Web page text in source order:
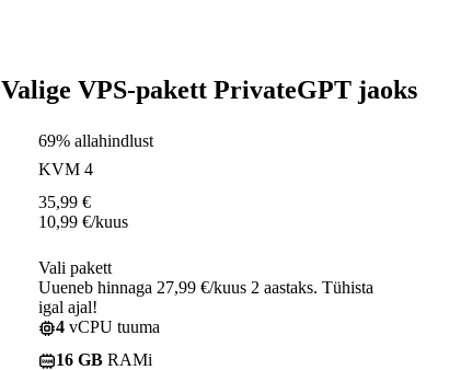
Valige VPS-pakett PrivateGPT jaoks
69% allahindlust
KVM 4
35,99 €
10,99 €/kuus
Vali pakett
Uueneb hinnaga 27,99 €/kuus 2 aastaks. Tühista
igal ajal!
4 vCPU tuuma
16 GB RAMi